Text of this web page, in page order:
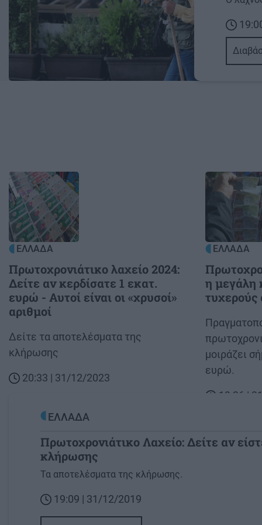
Image
ΕΛΛΑΔΑ
Πρωτοχρονιάτικο λαχείο 2024:
Δείτε αν κερδίσατε 1 εκατ.
ευρώ - Αυτοί είναι οι «χρυσοί»
αριθμοί
Body
Δείτε τα αποτελέσματα της
κλήρωσης
20:33 | 31/12/2023
Image
ΕΛΛΑΔΑ
η μεγάλη
τυχερούς
Body
μοιράζει
ευρώ.
19:36 |
ΕΛΛΑΔΑ
Πρωτοχρονιάτικο Λαχείο: Δείτε αν
κλήρωσης
Τα αποτελέσματα της κλήρωσης.
19:09 | 31/12/2019